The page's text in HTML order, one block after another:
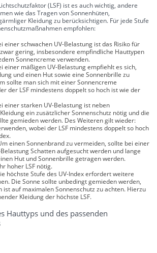
(LSF) ist es auch wichtig, andere
wie das Tragen von Sonnenhüten,
Kleidung zu berücksichtigen. Für jede Stufe
empfohlen:
einer schwachen UV-Belastung ist das Risiko für
gering, insbesondere empfindliche Hauttypen
Sonnencreme verwenden.
einer mäßigen UV-Belastung empfiehlt es sich,
und einen Hut sowie eine Sonnenbrille zu
sollte man sich mit einer Sonnencreme
der LSF mindestens doppelt so hoch ist wie der
einer starken UV-Belastung ist neben
ein zusätzlicher Sonnenschutz nötig und die
gemieden werden. Des Weiteren gilt wieder:
wobei der LSF mindestens doppelt so hoch
einen Sonnenbrand zu vermeiden, sollte bei einer
Schatten aufgesucht werden und lange
Hut und Sonnenbrille getragen werden.
hoher LSF nötig.
höchste Stufe des UV-Index erfordert weitere
Die Sonne sollte unbedingt gemieden werden,
ist auf maximalen Sonnenschutz zu achten. Hierzu
Kleidung der höchste LSF.
Hauttyps und des passenden